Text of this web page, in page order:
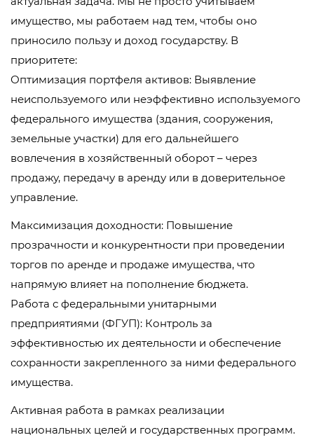
имущество, мы работаем над тем, чтобы оно
приносило пользу и доход государству. В
приоритете:
Оптимизация портфеля активов: Выявление
неиспользуемого или неэффективно используемого
федерального имущества (здания, сооружения,
земельные участки) для его дальнейшего
вовлечения в хозяйственный оборот – через
продажу, передачу в аренду или в доверительное
управление.
Максимизация доходности: Повышение
прозрачности и конкурентности при проведении
торгов по аренде и продаже имущества, что
напрямую влияет на пополнение бюджета.
Работа с федеральными унитарными
предприятиями (ФГУП): Контроль за
эффективностью их деятельности и обеспечение
сохранности закрепленного за ними федерального
имущества.
Активная работа в рамках реализации
национальных целей и государственных программ.